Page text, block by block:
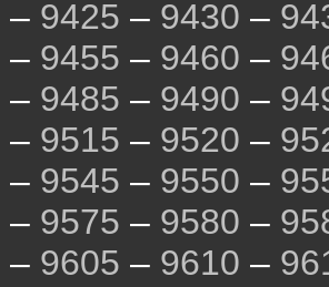
– 9425 – 9430 –
– 9455 – 9460 –
– 9485 – 9490 –
– 9515 – 9520 –
– 9545 – 9550 –
– 9575 – 9580 –
– 9605 – 9610 –